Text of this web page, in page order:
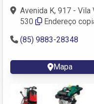
Avenida K, 917 - Vila
530
Endereço
(85) 9883-28348
Mapa